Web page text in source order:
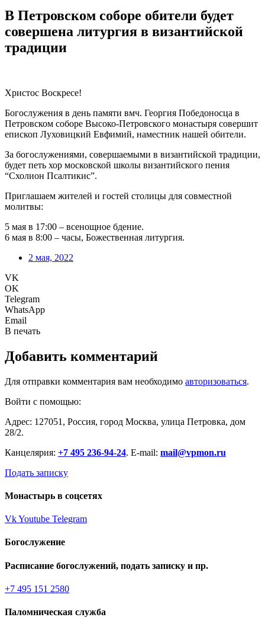
В Петровском соборе обители будет
совершена литургия в византийской
традиции
Христос Воскресе!
Богослужения в день памяти вмч. Георгия Победоносца в
Петровском соборе Высоко-Петровского монастыря совершит
епископ Луховицкий Евфимий, наместник нашей обители.
За богослужениями, совершаемыми в византийской традиции,
будет петь хор московской школы византийского пения
“Схолион Псалтикис”.
Приглашаем жителей и гостей столицы для совместной
молитвы:
5 мая в 17:00 – всенощное бдение.
6 мая в 8:00 – часы, Божественная литургия.
2 мая, 2022
VK
OK
Telegram
WhatsApp
Email
В печать
Добавить комментарий
Для отправки комментария вам необходимо авторизоваться.
Войти с помощью:
Адрес: 127051, Россия, город Москва, улица Петровка, дом
28/2.
Канцелярия: +7 495 236-94-24. E-mail: mail@vpmon.ru
Подать записку
Монастырь в соцсетях
VkYoutube Telegram
Богослужение
Расписание богослужений, подать записку и пр.
+7 495 151 2580
Паломническая служба